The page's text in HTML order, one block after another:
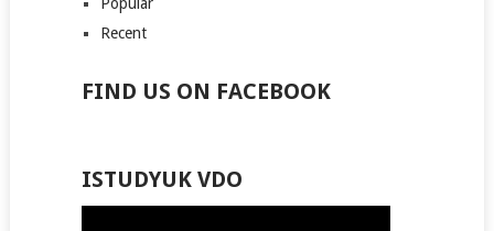
Recent
FIND US ON FACEBOOK
ISTUDYUK VDO